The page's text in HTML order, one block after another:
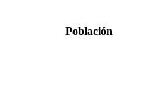
Población